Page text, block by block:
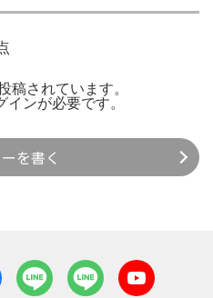
稿されています。
インが必要です。
を書く